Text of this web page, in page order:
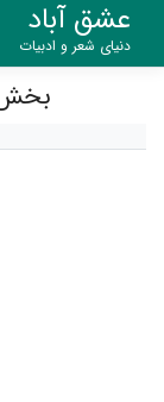
عشق آباد
دنیای شعر و ادبیات
بخش ۵۱ - در خاتمهٔ